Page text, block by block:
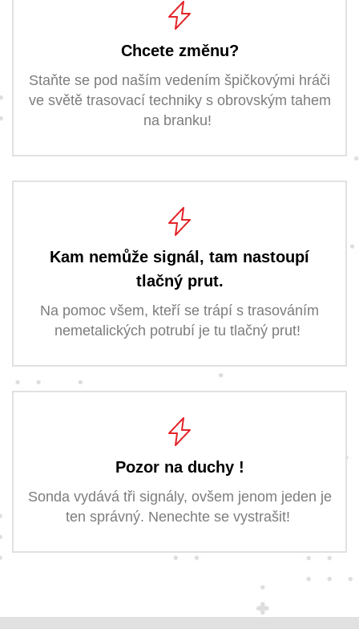
Chcete změnu?
Staňte se pod naším vedením špičkovými hráči
ve světě trasovací techniky s obrovským tahem
na branku!
Kam nemůže signál, tam nastoupí
tlačný prut.
Na pomoc všem, kteří se trápí s trasováním
nemetalických potrubí je tu tlačný prut!
Pozor na duchy !
Sonda vydává tři signály, ovšem jenom jeden je
ten správný. Nenechte se vystrašit!